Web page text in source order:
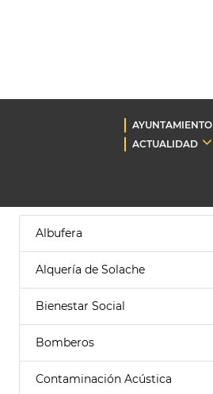
AYUNTAMIENTO
ACTUALIDAD
Albufera
Alquería de Solache
Bienestar Social
Bomberos
Contaminación Acústica